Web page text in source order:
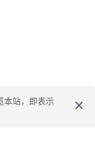
本站，即表示